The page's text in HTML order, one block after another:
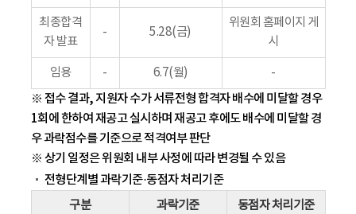
최종합격
자 발표
- 5.28(금)
위원회 홈페이지 게
시
임용 - 6.7(월) -
※ 접수 결과, 지원자 수가 서류전형 합격자 배수에 미달할 경우
1회에 한하여 재공고 실시하며 재공고 후에도 배수에 미달할 경
우 과락점수를 기준으로 적격여부 판단
※ 상기 일정은 위원회 내부 사정에 따라 변경될 수 있음
전형단계별 과락기준·동점자 처리기준
구분 과락기준 동점자 처리기준